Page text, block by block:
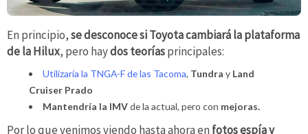
En principio,se desconoce si Toyota cambiará la plataforma
de la Hilux, pero haydos teoríasprincipales:
Utilizaría la TNGA-F de las Tacoma, Tundra y Land
Cruiser Prado
Mantendría la IMVde la actual, pero con mejoras.
Por lo que venimos viendo hasta ahora en fotos espía y